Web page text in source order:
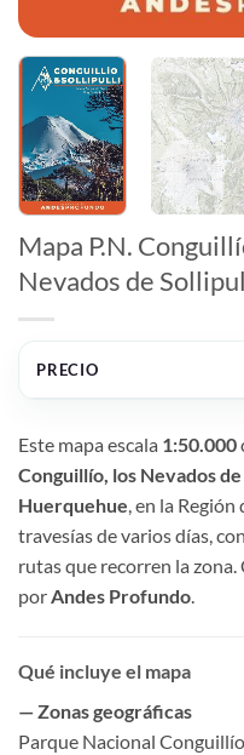
Mapa P.N.
Nevados de
PRECIO
Este mapa escala 1:50.000
Conguillío, los Nevados
Huerquehue , en la
travesías de varios días,
rutas que recorren la
por Andes Profundo
Qué incluye el mapa
— Zonas geográficas
Parque Nacional